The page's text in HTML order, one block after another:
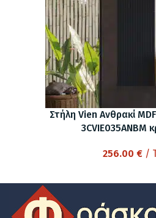
Στήλη Vien Ανθρακί
3CVIE035ANBM
256.00 € /